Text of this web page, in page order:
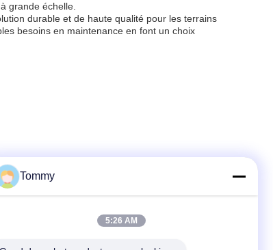
grande échelle.
durable et de haute qualité pour les terrains
besoins en maintenance en font un choix
Tommy
5:26 AM